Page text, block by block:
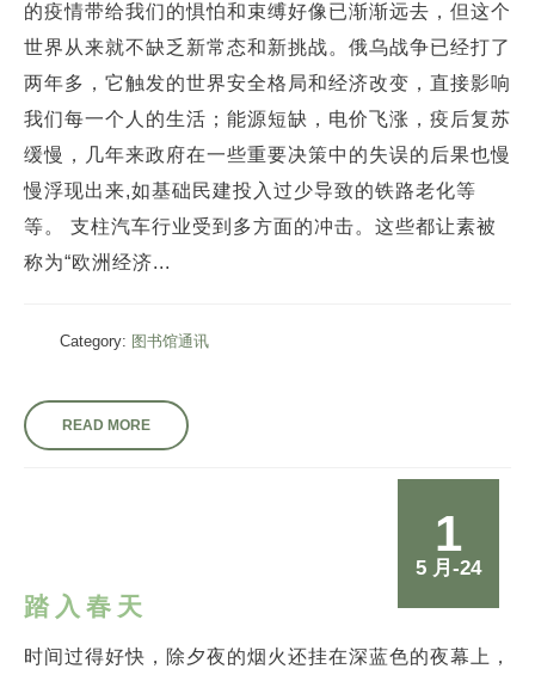
的疫情带给我们的惧怕和束缚好像已渐渐远去，但这个
世界从来就不缺乏新常态和新挑战。俄乌战争已经打了
两年多，它触发的世界安全格局和经济改变，直接影响
我们每一个人的生活；能源短缺，电价飞涨，疫后复苏
缓慢，几年来政府在一些重要决策中的失误的后果也慢
慢浮现出来,如基础民建投入过少导致的铁路老化等
等。 支柱汽车行业受到多方面的冲击。这些都让素被
称为“欧洲经济...
Category: 图书馆通讯
READ MORE
1
5 月-24
踏入春天
时间过得好快，除夕夜的烟火还挂在深蓝色的夜幕上，